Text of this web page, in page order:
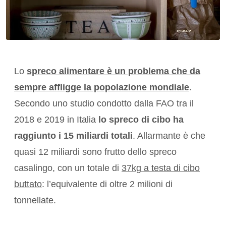
Lo spreco alimentare è un problema che da
sempre affligge la popolazione mondiale.
Secondo uno studio condotto dalla FAO tra il
2018 e 2019 in Italia lo spreco di cibo ha
raggiunto i 15 miliardi totali. Allarmante è che
quasi 12 miliardi sono frutto dello spreco
casalingo, con un totale di 37kg a testa di cibo
buttato: l’equivalente di oltre 2 milioni di
tonnellate.